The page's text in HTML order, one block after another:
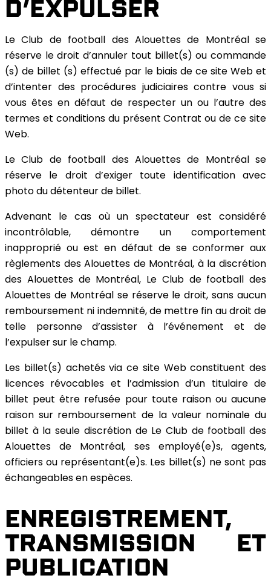
D’EXPULSER
Le Club de football des Alouettes de Montréal se
réserve le droit d’annuler tout billet(s) ou commande
(s) de billet (s) effectué par le biais de ce site Web et
d’intenter des procédures judiciaires contre vous si
vous êtes en défaut de respecter un ou l’autre des
termes et conditions du présent Contrat ou de ce site
Web.
Le Club de football des Alouettes de Montréal se
réserve le droit d’exiger toute identification avec
photo du détenteur de billet.
Advenant le cas où un spectateur est considéré
incontrôlable, démontre un comportement
inapproprié ou est en défaut de se conformer aux
règlements des Alouettes de Montréal, à la discrétion
des Alouettes de Montréal, Le Club de football des
Alouettes de Montréal se réserve le droit, sans aucun
remboursement ni indemnité, de mettre fin au droit de
telle personne d’assister à l’événement et de
l’expulser sur le champ.
Les billet(s) achetés via ce site Web constituent des
licences révocables et l’admission d’un titulaire de
billet peut être refusée pour toute raison ou aucune
raison sur remboursement de la valeur nominale du
billet à la seule discrétion de Le Club de football des
Alouettes de Montréal, ses employé(e)s, agents,
officiers ou représentant(e)s. Les billet(s) ne sont pas
échangeables en espèces.
ENREGISTREMENT,
TRANSMISSION ET
PUBLICATION